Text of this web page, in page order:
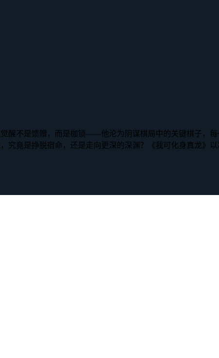
醒不是馈赠，而是枷锁——他沦为阴谋棋局中的关键棋子，
究竟是挣脱宿命，还是走向更深的深渊？《我可化身真龙》